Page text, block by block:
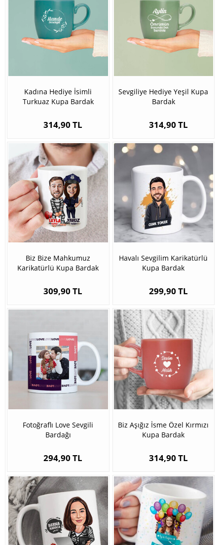
Kadına Hediye İsimli
Turkuaz Kupa Bardak
314,90 TL
Sevgiliye Hediye Yeşil Kupa
Bardak
314,90 TL
Biz Bize Mahkumuz
Karikatürlü Kupa Bardak
309,90 TL
Havalı Sevgilim Karikatürlü
Kupa Bardak
299,90 TL
Fotoğraflı Love Sevgili
Bardağı
294,90 TL
Biz Aşığız İsme Özel Kırmızı
Kupa Bardak
314,90 TL